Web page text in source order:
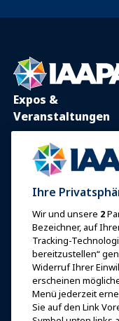
Expos &
Veranstaltungen
IAAPA Expo
Expo Europa
Expo Asien
Expo Naher Osten
Kommende
Veranstaltungen
Bei einer Expo oder
Veranstaltung
Ein Meeting oder
Ihre
Wir und unsere 2
Bezeichner, auf
Tracking-
bereitzustellen“
Widerruf Ihrer
erscheinen
Menü jederzeit
Sie auf den Link